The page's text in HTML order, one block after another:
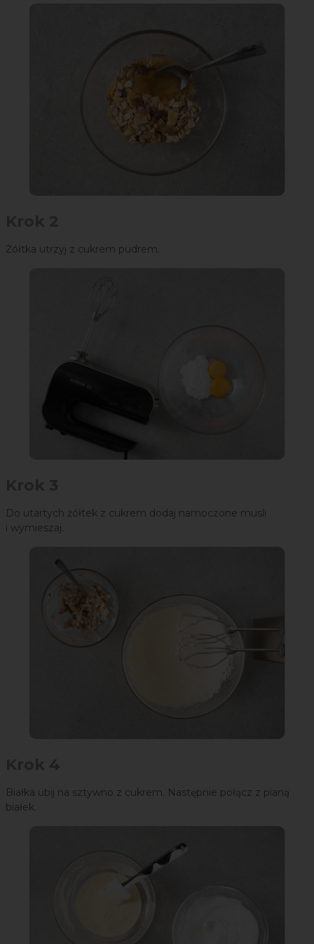
Żółtka utrzyj z cukrem pudrem.
Do utartych żółtek z cukrem dodaj namoczone musli
i wymieszaj.
Białka ubij na sztywno z cukrem. Następnie połącz z pianą
białek.